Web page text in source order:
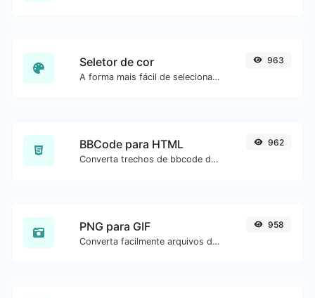
Seletor de cor
A forma mais fácil de selecionar uma cor na roda de cores e obter o resultado em qualquer formato.
963
BBCode para HTML
Converta trechos de bbcode de fóruns para código HTML bruto.
962
PNG para GIF
Converta facilmente arquivos de imagem PNG para GIF.
958